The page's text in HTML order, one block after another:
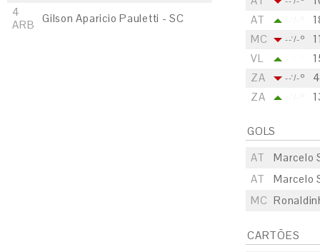
4
ARB
Gilson Aparicio Pauletti - SC
AT
MC
--'/-º
VL
ZA
--'/-º
4
ZA
GOLS
AT
Marcelo
AT
Marcelo
MC
CARTÕES